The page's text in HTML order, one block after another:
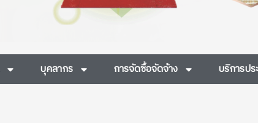
บุคลากร การจัดซื้อจัดจ้าง บริการปร